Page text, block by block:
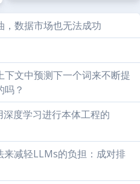
，数据市场也无法成功
文中预测下一个词来不断提
吗？
度学习进行本体工程的
减轻LLMs的负担：成对排